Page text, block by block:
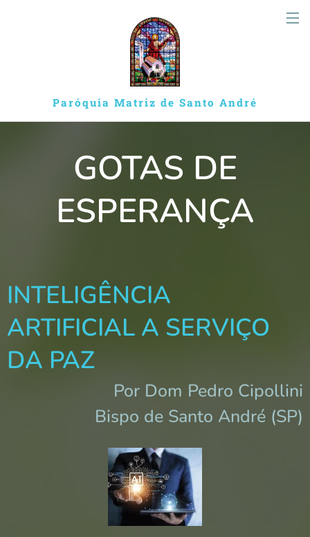
Paróquia Matriz de Santo André
GOTAS DE
ESPERANÇA
INTELIGÊNCIA
ARTIFICIAL A SERVIÇO
DA PAZ
Por Dom Pedro Cipollini
Bispo de Santo André (SP)